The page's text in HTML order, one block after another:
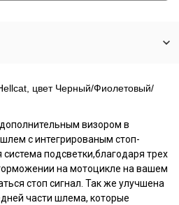
цвет Черный/Фиолетовый/
визором в
с интегрированым стоп-
подсветки,благодаря трех
на мотоцикле на вашем
стоп сигнал. Так же улучшена
части шлема, которые